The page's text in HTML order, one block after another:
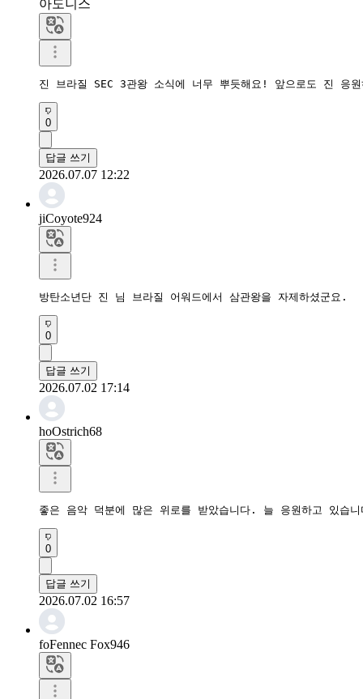
아도니스
진 브라질 SEC 3관왕 소식에 너무 뿌듯해요! 앞으로도 진 응
0
답글 쓰기
2026.07.07 12:22
jiCoyote924
방탄소년단 진 님 브라질 어워드에서 삼관왕을 자제하셨군요.
0
답글 쓰기
2026.07.02 17:14
hoOstrich68
좋은 음악 덕분에 많은 위로를 받았습니다. 늘 응원하고 있습
0
답글 쓰기
2026.07.02 16:57
foFennec Fox946